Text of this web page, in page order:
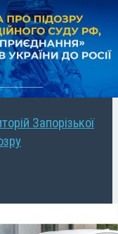
Запорізької